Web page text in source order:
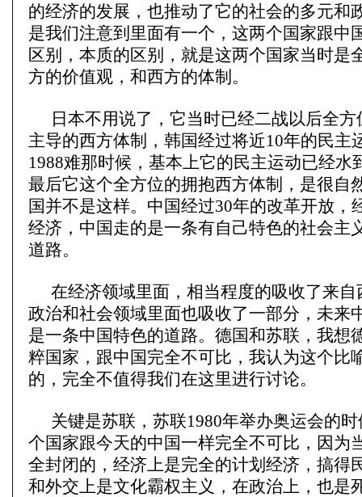
的经济的发展，也推动了它的社会的多元和
是我们注意到里面有一个，这两个国家跟中
区别，本质的区别，就是这两个国家当时是
方的价值观，和西方的体制。
日本不用说了，它当时已经二战以后全
主导的西方体制，韩国经过将近10年的民主
1988难那时候，基本上它的民主运动已经水
最后它这个全方位的拥抱西方体制，是很自
国并不是这样。中国经过30年的改革开放，
经济，中国走的是一条有自己特色的社会主
道路。
在经济领域里面，相当程度的吸收了来
政治和社会领域里面也吸收了一部分，未来
是一条中国特色的道路。德国和苏联，我想
粹国家，跟中国完全不可比，我认为这个比
的，完全不值得我们在这里进行讨论。
关键是苏联，苏联1980年举办奥运会的
个国家跟今天的中国一样完全不可比，因为
全封闭的，经济上是完全的计划经济，搞得
和外交上是文化霸权主义，在政治上，也是